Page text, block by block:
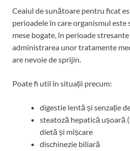
Ceaiul de sunătoare pentru ficat
perioadele în care organismul
mese bogate, în perioade
administrarea unor tratamente
are nevoie de sprijin.
Poate fi util în situații precum:
digestie lentă și senzație
steatoză hepatică ușoară
dietă și mișcare
dischinezie biliară